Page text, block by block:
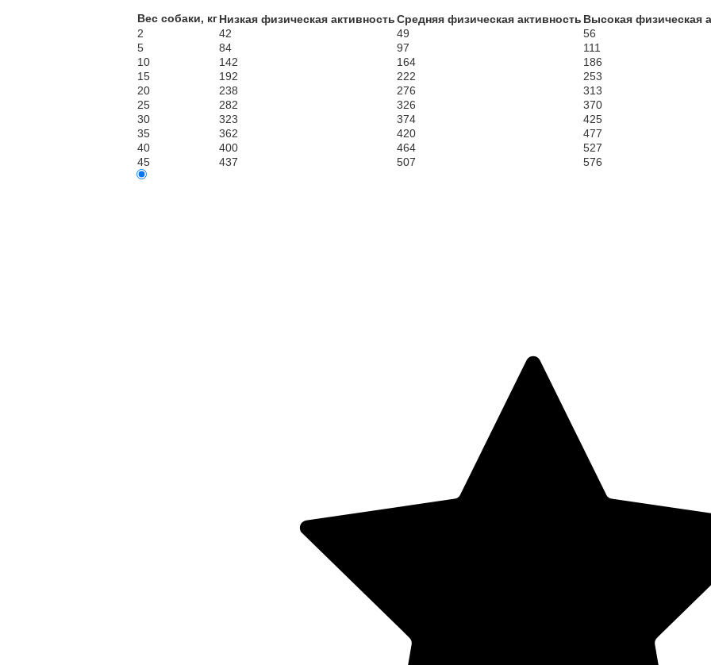
Вес собаки, кгНизкая физическая активностьСредняя физическая активность Высокая физическая
2
42 49
56
5
84 97
111
10
142 164
186
15
192 222
253
20
238 276
313
25
282 326
370
30
323 374
425
35
362 420
477
40
400 464
527
45
437 507 576